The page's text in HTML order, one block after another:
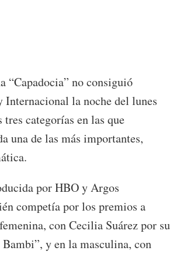
“Capadocia” no consiguió
Internacional la noche del lunes
tres categorías en las que
una de las más importantes,
por HBO y Argos
competía por los premios a
con Cecilia Suárez por su
Bambi”, y en la masculina, con